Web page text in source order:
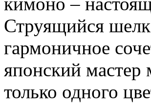
Струящийся
гармоничное
японский мастер
только одного